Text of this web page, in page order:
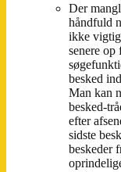
Der
håndfuld
ikke
senere
besked
Man kan
besked-
efter
sidste
beskeder